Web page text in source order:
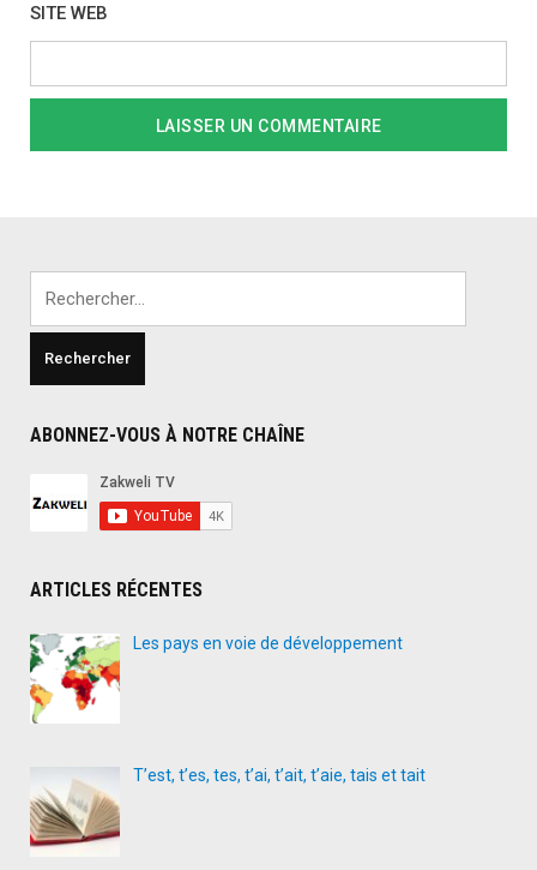
SITE WEB
ABONNEZ-VOUS À NOTRE CHAÎNE
ARTICLES RÉCENTES
Les pays en voie de développement
T’est, t’es, tes, t’ai, t’ait, t’aie, tais et tait